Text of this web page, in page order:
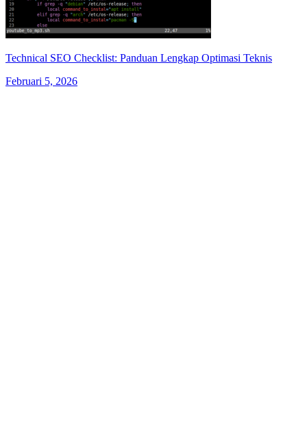
Technical SEO Checklist: Panduan Lengkap Optimasi Teknis
Februari 5, 2026